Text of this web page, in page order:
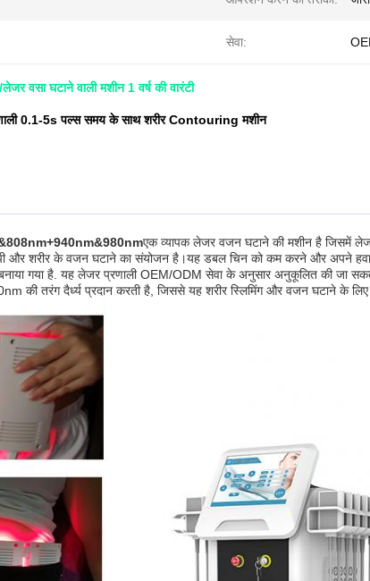
सेवा:
वसा घटाने वाली मशीन 1 वर्ष की वारंटी
0.1-5s पल्स समय के साथ शरीर Contouring मशीन
एक व्यापक लेजर वजन घटाने की मशीन है जिसमें लेजर
और शरीर के वजन घटाने का संयोजन है।यह डबल चिन को कम करने और अपने
गया है. यह लेजर प्रणाली OEM/ODM सेवा के अनुसार अनुकूलित की जा
की तरंग दैर्ध्य प्रदान करती है, जिससे यह शरीर स्लिमिंग और वजन घटाने के लिए